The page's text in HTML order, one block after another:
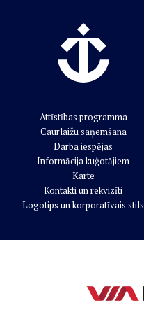
Attīstības programma
Caurlaižu saņemšana
Darba iespējas
Informācija kuģotājiem
Karte
Kontakti un rekvizīti
Logotips un korporatīvais stils